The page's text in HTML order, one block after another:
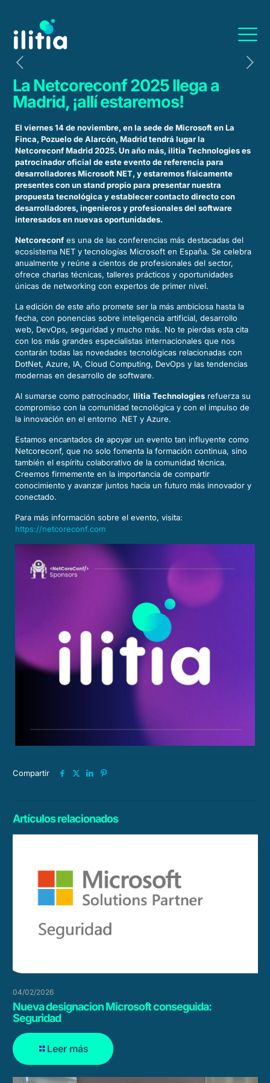
La Netcoreconf 2025 llega a
Madrid, ¡allí estaremos!
El viernes 14 de noviembre, en la sede de Microsoft en La
Finca, Pozuelo de Alarcón, Madrid tendrá lugar la
Netcoreconf Madrid 2025. Un año más, ilitia Technologies es
patrocinador oficial de este evento de referencia para
desarrolladores Microsoft NET, y estaremos físicamente
presentes con un stand propio para presentar nuestra
propuesta tecnológica y establecer contacto directo con
desarrolladores, ingenieros y profesionales del software
interesados en nuevas oportunidades.
Netcoreconfes una de las conferencias más destacadas del
ecosistema NET y tecnologías Microsoft en España. Se celebra
anualmente y reúne a cientos de profesionales del sector,
ofrece charlas técnicas, talleres prácticos y oportunidades
únicas de networking con expertos de primer nivel.
La edición de este año promete ser la más ambiciosa hasta la
fecha, con ponencias sobre inteligencia artificial, desarrollo
web, DevOps, seguridad y mucho más. No te pierdas esta cita
con los más grandes especialistas internacionales que nos
contarán todas las novedades tecnológicas relacionadas con
DotNet, Azure, IA, Cloud Computing, DevOps y las tendencias
modernas en desarrollo de software.
Al sumarse como patrocinador, Ilitia Technologiesrefuerza su
compromiso con la comunidad tecnológica y con el impulso de
la innovación en el entorno .NET y Azure.
Estamos encantados de apoyar un evento tan influyente como
Netcoreconf, que no solo fomenta la formación continua, sino
también el espíritu colaborativo de la comunidad técnica.
Creemos firmemente en la importancia de compartir
conocimiento y avanzar juntos hacia un futuro más innovador y
conectado.
Para más información sobre el evento, visita:
https://netcoreconf.com
Compartir
Artículos relacionados
04/02/2026
Nueva designacion Microsoft conseguida:
Seguridad
Leer más